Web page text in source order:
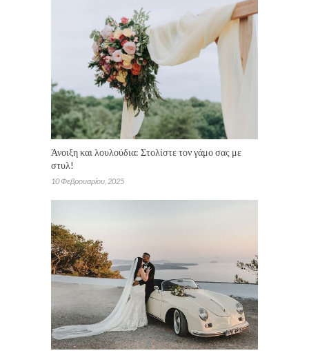
Άνοιξη και λουλούδια: Στολίστε τον γάμο σας με
στυλ!
10 Φεβρουαρίου, 2025